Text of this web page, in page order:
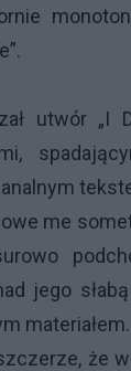
utwór „I
me
jego
że